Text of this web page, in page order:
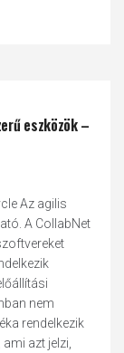
eszközök –
Az agilis
A CollabNet
nem
rendelkezik
azt jelzi,